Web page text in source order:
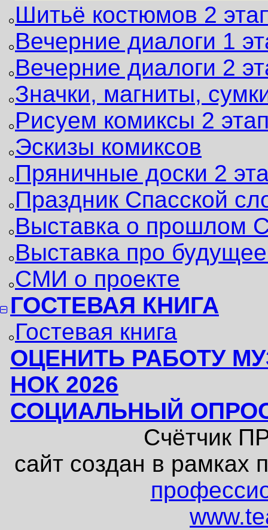
Шитьё костюмов 2
Вечерние диалоги 1
Вечерние диалоги 2
Значки, магниты,
Рисуем комиксы 2
Эскизы комиксов
Пряничные доски 2
Праздник Спасской
Выставка о прошлом
Выставка про
СМИ о проекте
ГОСТЕВАЯ КНИГА
Гостевая книга
ОЦЕНИТЬ РАБОТУ
НОК 2026
СОЦИАЛЬНЫЙ
Счётчик
сайт создан в рамках